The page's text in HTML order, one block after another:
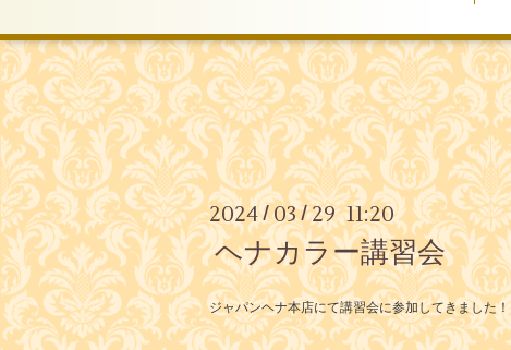
2024/03/29 11:20
ヘナカラー講習会
ジャパンヘナ本店にて講習会に参加してきました！